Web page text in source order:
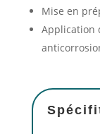
Mise en
Application